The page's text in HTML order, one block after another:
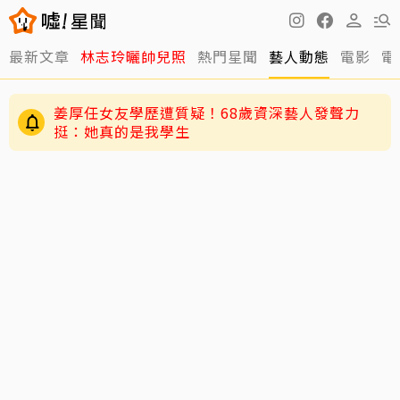
最新文章 林志玲曬帥兒照 熱門星聞 藝人動態 電影
周杰倫太敢講！劉畊宏登「披荊斬棘2026」求指
點 竟被勸「露肌肉就好」
姜厚任女友學歷遭質疑！68歲資深藝人發聲力